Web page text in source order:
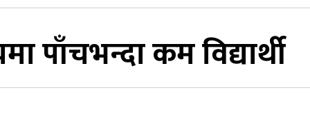
पाँचभन्दा कम विद्यार्थी